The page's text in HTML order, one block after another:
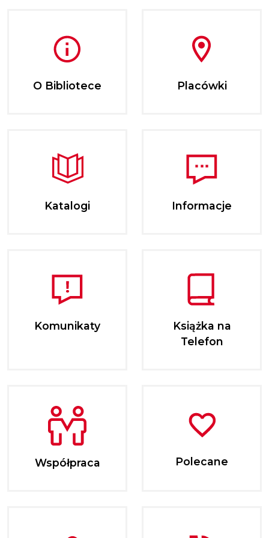
O Bibliotece Placówki
Katalogi Informacje
Komunikaty
Książka na
Telefon
Współpraca Polecane